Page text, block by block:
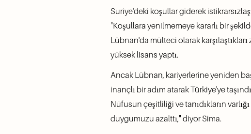
Suriye'deki koşullar giderek
"Koşullara yenilmemeye kararlı bir
Lübnan'da mülteci olarak
yüksek lisans yaptı.
Ancak Lübnan, kariyerlerine yeniden
inançlı bir adım atarak Türkiye'ye
Nüfusun çeşitliliği ve tanıdıkların
duygumuzu azalttı," diyor Sima.